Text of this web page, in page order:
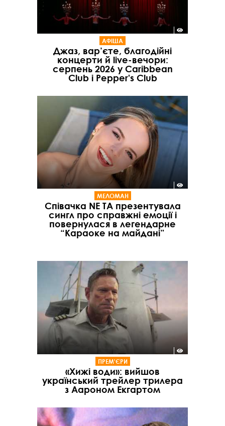
АФІША
Джаз, вар’єте, благодійні
концерти й live-вечори:
серпень 2026 у Caribbean
Club і Pepper's Club
МЕЛОМАН
Співачка NE TA презентувала
сингл про справжні емоції і
повернулася в легендарне
“Караоке на майдані”
ПРЕМ'ЄРИ
«Хижі води»: вийшов
український трейлер трилера
з Аароном Екгартом